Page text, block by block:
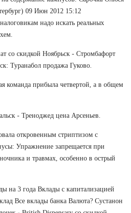
09 Июн 2012 15:12
надо искать реальных
со скидкой Ноябрьск - Стромбафорт
Туранабол продажа Гуково.
команда прибыла четвертой, а в общем
- Треноджед цена Арсеньев.
откровенным стриптизом с
Упражнение запрещается при
и травмах, особенно в острый
на 3 года Вклады с капитализацией
Все вклады банка Валюта? Сустанон